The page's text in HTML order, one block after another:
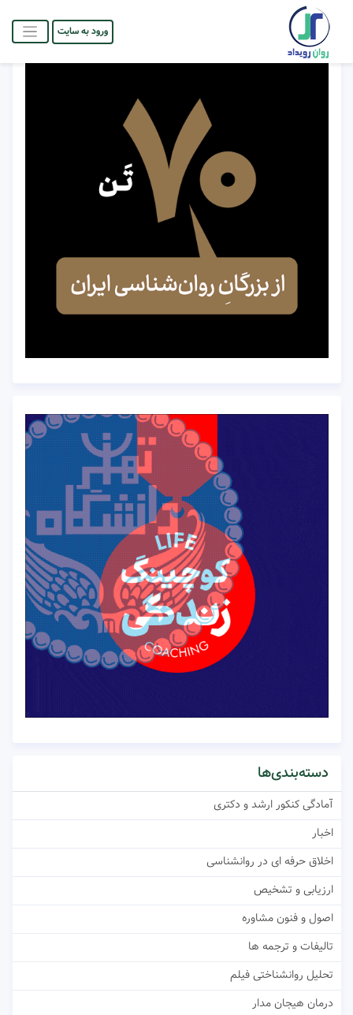
ورود به سایت
دسته‌بندی‌ها
آمادگی کنکور ارشد و دکتری
اخبار
اخلاق حرفه ای در روانشناسی
ارزیابی و تشخیص
اصول و فنون مشاوره
تالیفات و ترجمه ها
تحلیل روانشناختی فیلم
درمان هیجان مدار